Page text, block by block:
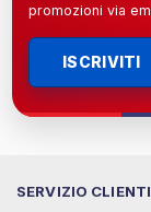
promozioni via
ISCRIVITI
SERVIZIO CLIENTI